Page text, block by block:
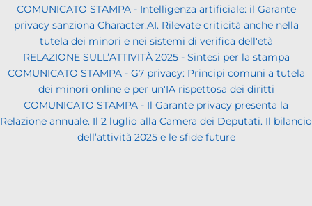
COMUNICATO STAMPA - Intelligenza artificiale: il Garante
privacy sanziona Character.AI. Rilevate criticità anche nella
tutela dei minori e nei sistemi di verifica dell'età
RELAZIONE SULL’ATTIVITÀ 2025 - Sintesi per la stampa
COMUNICATO STAMPA - G7 privacy: Principi comuni a tutela
dei minori online e per un'IA rispettosa dei diritti
COMUNICATO STAMPA - Il Garante privacy presenta la
Relazione annuale. Il 2 luglio alla Camera dei Deputati. Il bilancio
dell’attività 2025 e le sfide future